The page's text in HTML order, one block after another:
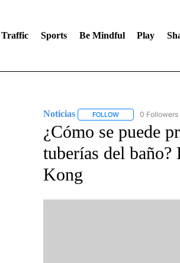
Traffic Sports Be Mindful Play
Noticias FOLLOWFOLLOW0 Followers
¿Cómo se puede
tuberías del baño?
Kong